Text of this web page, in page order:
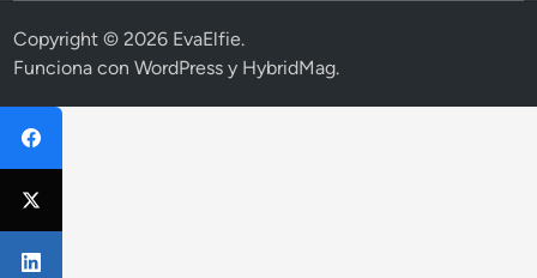
Copyright © 2026 EvaElfie.
Funciona conWordPress y HybridMag.